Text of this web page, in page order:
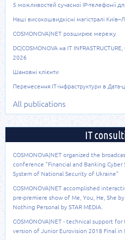
5 можливостей сучасної IP-телефонії
Наші високошвидкісні магістралі
COSMONOVA|NET розширює мережу
DC|COSMONOVA на IT
2026
Шановні клієнти
Перенесення ІТ-інфраструктури в Дата-
All publications
IT
COSMONOVA|NET organized the
conference "Financial and Banking
System of National Security of Ukraine"
COSMONOVA|NET accomplished
pre-premiere show of Me, You, He, She
Nothing Personal by STAR MEDIA.
COSMONOVA|NET - technical support
version of Junior Eurovision 2018 Final in